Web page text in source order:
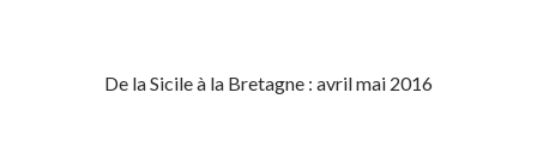
De la Sicile à la Bretagne : avril mai 2016